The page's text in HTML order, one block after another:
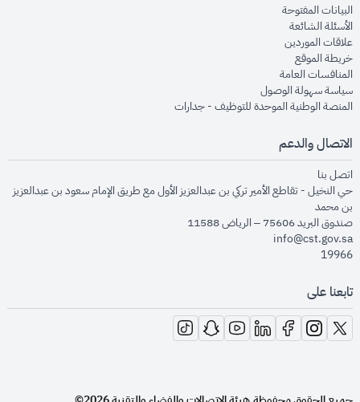
البيانات المفتوحةopens in new window
الأسئلة الشائعةopens in new window
علاقات الموردينopens in new window
خريطة الموقعopens in new window
المنافسات العامةopens in new window
سياسة سهولة الوصولopens in new window
المنصة الوطنية الموحدة للتوظيف - جداراتopens in new window
الاتصال والدعم
اتصل بنا
حي النخيل - تقاطع الأمير تركي بن عبدالعزيز الأول مع طريق الإمام سعود بن عبدالعزيز
بن محمد
صندوق البريد 75606 – الرياض 11588
info@cst.gov.sa
19966
تابعنا على
opens in new window
opens in new window
opens in new window
opens in new window
opens in new window
opens in new window
opens in new window